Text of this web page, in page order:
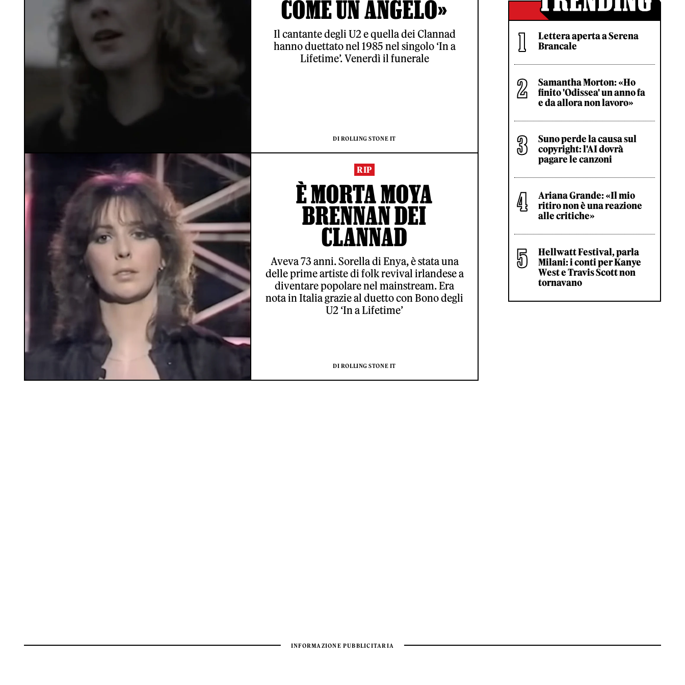
COME UN ANGELO»
Il cantante degli U2 e quella dei Clannad
hanno duettato nel 1985 nel singolo ‘In a
Lifetime’. Venerdì il funerale
DI ROLLING STONE IT
RIP
È MORTA MOYA
BRENNAN DEI
CLANNAD
Aveva 73 anni. Sorella di Enya, è stata una
delle prime artiste di folk revival irlandese a
diventare popolare nel mainstream. Era
nota in Italia grazie al duetto con Bono degli
U2 ‘In a Lifetime’
DI ROLLING STONE IT
Lettera aperta a Serena
Brancale
Samantha Morton: «Ho
finito 'Odissea' un anno fa
e da allora non lavoro»
Suno perde la causa sul
copyright: l'AI dovrà
pagare le canzoni
Ariana Grande: «Il mio
ritiro non è una reazione
alle critiche»
Hellwatt Festival, parla
Milani: i conti per Kanye
West e Travis Scott non
tornavano